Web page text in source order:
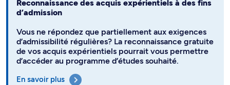
Reconnaissance des acquis expérientiels à des fins
d’admission
Vous ne répondez que partiellement aux exigences
d’admissibilité régulières? La reconnaissance gratuite
de vos acquis expérientiels pourrait vous permettre
d’accéder au programme d’études souhaité.
En savoir plus